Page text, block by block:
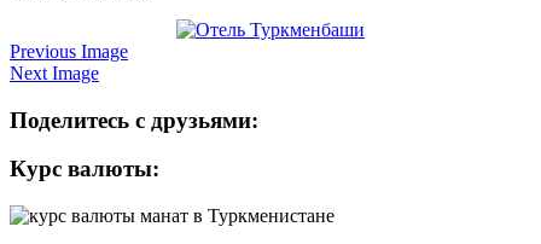
Previous Image
Next Image
Поделитесь с друзьями:
Курс валюты: